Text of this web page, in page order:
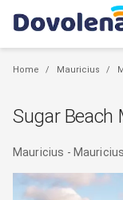
Home / Mauricius /
Sugar Beach
Mauricius - Mauricius